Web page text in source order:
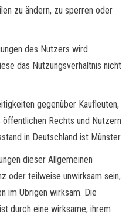
zu ändern, zu sperren oder
des Nutzers wird
das Nutzungsverhältnis nicht
gegenüber Kaufleuten,
Rechts und Nutzern
in Deutschland ist Münster.
dieser Allgemeinen
oder teilweise unwirksam sein,
im Übrigen wirksam. Die
durch eine wirksame, ihrem